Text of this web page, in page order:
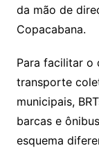
da mão de
Copacabana.
Para facilitar o
transporte
municipais,
barcas e
esquema